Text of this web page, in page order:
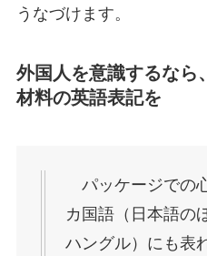
うなづけます。
外国人を意識するなら
材料の英語表記を
パッケージでの
カ国語（日本語の
ハングル）にも表